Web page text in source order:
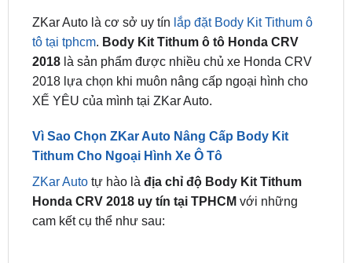
2018 là sản phẩm được nhiều chủ xe Honda CRV
2018 lựa chọn khi muôn nâng cấp ngoại hình cho
XẾ YÊU của mình tại ZKar Auto.
Vì Sao Chọn ZKar Auto Nâng Cấp Body Kit
ZKar Autotự hào làđịa chỉ độ Body Kit Tithum
Honda CRV 2018 uy tín tại TPHCM
cam kết cụ thể như sau: